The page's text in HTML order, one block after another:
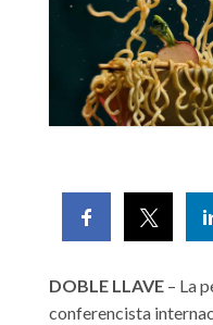
DOBLE LLAVE – La
conferencista